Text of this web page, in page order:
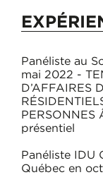
Panéliste au
mai 2022 -
D’AFFAIRES
PERSONNES
présentiel
Panéliste IDU
Québec en